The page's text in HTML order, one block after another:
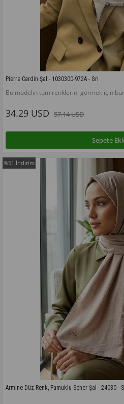
Pierre Cardin Şal - 1030300-972A - Gri
Bu modelin tüm renklerini görmek için
34.29 USD 57.14 USD
Sepete
Armine Düz Renk, Pamuklu Seher Şal - 24030 -
%51 İndirim